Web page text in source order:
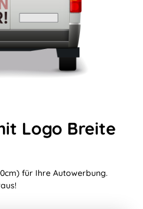
Logo Breite
für Ihre Autowerbung.